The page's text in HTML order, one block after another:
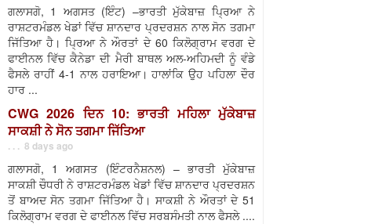
ਗਲਾਸਗੋ, 1 ਅਗਸਤ (ਇੰਟ) –ਭਾਰਤੀ ਮੁੱਕੇਬਾਜ਼ ਪ੍ਰਿਆ ਨੇ
ਰਾਸ਼ਟਰਮੰਡਲ ਖੇਡਾਂ ਵਿੱਚ ਸ਼ਾਨਦਾਰ ਪ੍ਰਦਰਸ਼ਨ ਨਾਲ ਸੋਨ ਤਗਮਾ
ਜਿੱਤਿਆ ਹੈ। ਪ੍ਰਿਆ ਨੇ ਔਰਤਾਂ ਦੇ 60 ਕਿਲੋਗ੍ਰਾਮ ਵਰਗ ਦੇ
ਫਾਈਨਲ ਵਿੱਚ ਕੈਨੇਡਾ ਦੀ ਮੈਰੀ ਬਾਥਲ ਅਲ-ਅਹਿਮਦੀ ਨੂੰ ਵੰਡੇ
ਫੈਸਲੇ ਰਾਹੀਂ 4-1 ਨਾਲ ਹਰਾਇਆ। ਹਾਲਾਂਕਿ ਉਹ ਪਹਿਲਾ ਦੌਰ
ਹਾਰ ...
CWG 2026 ਦਿਨ 10: ਭਾਰਤੀ ਮਹਿਲਾ ਮੁੱਕੇਬਾਜ਼
ਸਾਕਸ਼ੀ ਨੇ ਸੋਨ ਤਗਮਾ ਜਿੱਤਿਆ
. . . 8 days ago
ਗਲਾਸਗੋ, 1 ਅਗਸਤ (ਇੰਟਰਨੈਸ਼ਨਲ) – ਭਾਰਤੀ ਮੁੱਕੇਬਾਜ਼
ਸਾਕਸ਼ੀ ਚੌਧਰੀ ਨੇ ਰਾਸ਼ਟਰਮੰਡਲ ਖੇਡਾਂ ਵਿੱਚ ਸ਼ਾਨਦਾਰ ਪ੍ਰਦਰਸ਼ਨ
ਤੋਂ ਬਾਅਦ ਸੋਨ ਤਗਮਾ ਜਿੱਤਿਆ ਹੈ। ਸਾਕਸ਼ੀ ਨੇ ਔਰਤਾਂ ਦੇ 51
ਕਿਲੋਗ੍ਰਾਮ ਵਰਗ ਦੇ ਫਾਈਨਲ ਵਿੱਚ ਸਰਬਸੰਮਤੀ ਨਾਲ ਫੈਸਲੇ ....